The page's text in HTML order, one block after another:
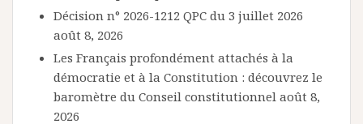
Décision n° 2026-1212 QPC du 3 juillet 2026
août 8, 2026
Les Français profondément attachés à la
démocratie et à la Constitution : découvrez le
baromètre du Conseil constitutionnel août 8,
2026